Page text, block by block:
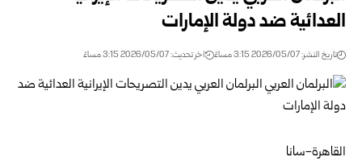
العدائية ضد دولة الإمارات
تاريخ النشر: 2026/05/07 3:15 مساءً اخر تحديث: 2026/05/07 3:15 مساءً
القاهرة-سانا